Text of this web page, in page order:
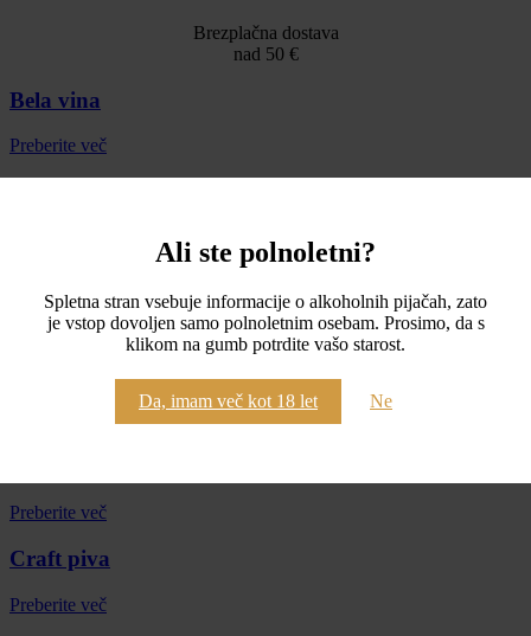
Ali ste polnoletni?
Spletna stran vsebuje informacije o alkoholnih pijačah, zato
je vstop dovoljen samo polnoletnim osebam. Prosimo, da s
klikom na gumb potrdite vašo starost.
Da, imam več kot 18 let Ne
Brezplačna dostava
nad 50 €
Bela vina
Preberite več
Preberite več
Preberite več
Craft piva
Preberite več